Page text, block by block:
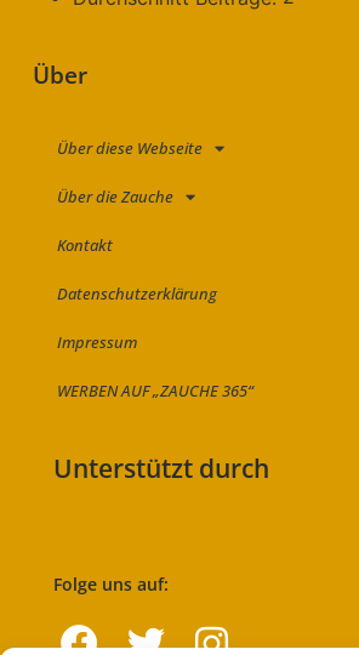
Über
Über diese Webseite
Über die Zauche
Kontakt
Datenschutzerklärung
Impressum
WERBEN AUF „ZAUCHE 365“
Unterstützt durch
Folge uns auf: